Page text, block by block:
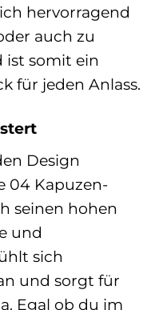
hervorragend
auch zu
ist somit ein
für jeden Anlass.
Design
04 Kapuzen-
seinen hohen
und
sich
und sorgt für
Egal ob du im